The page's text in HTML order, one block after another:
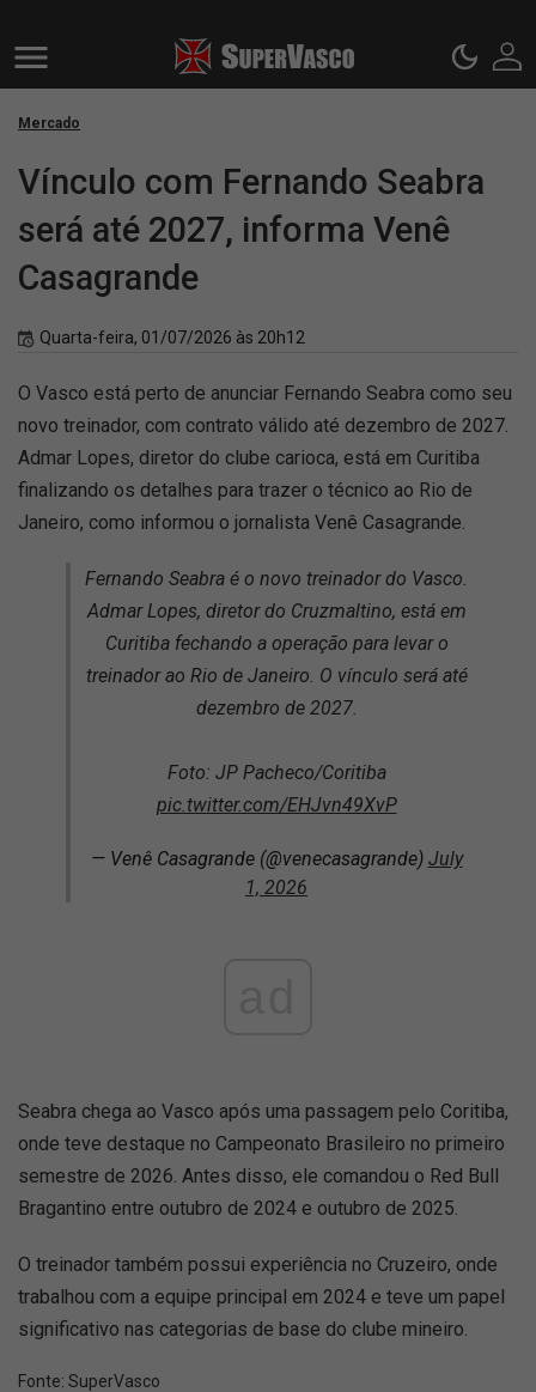
Mercado
Vínculo com Fernando Seabra
será até 2027, informa Venê
Casagrande
Quarta-feira, 01/07/2026 às 20h12
O Vasco está perto de anunciar Fernando Seabra como seu
novo treinador, com contrato válido até dezembro de 2027.
Admar Lopes, diretor do clube carioca, está em Curitiba
finalizando os detalhes para trazer o técnico ao Rio de
Janeiro, como informou o jornalista Venê Casagrande.
Fernando Seabra é o novo treinador do Vasco.
Admar Lopes, diretor do Cruzmaltino, está em
Curitiba fechando a operação para levar o
treinador ao Rio de Janeiro. O vínculo será até
dezembro de 2027.
Foto: JP Pacheco/Coritiba
pic.twitter.com/EHJvn49XvP
— Venê Casagrande (@venecasagrande) July
1, 2026
Seabra chega ao Vasco após uma passagem pelo Coritiba,
onde teve destaque no Campeonato Brasileiro no primeiro
semestre de 2026. Antes disso, ele comandou o Red Bull
Bragantino entre outubro de 2024 e outubro de 2025.
O treinador também possui experiência no Cruzeiro, onde
trabalhou com a equipe principal em 2024 e teve um papel
significativo nas categorias de base do clube mineiro.
Fonte: SuperVasco‎‎‎‎‎‎